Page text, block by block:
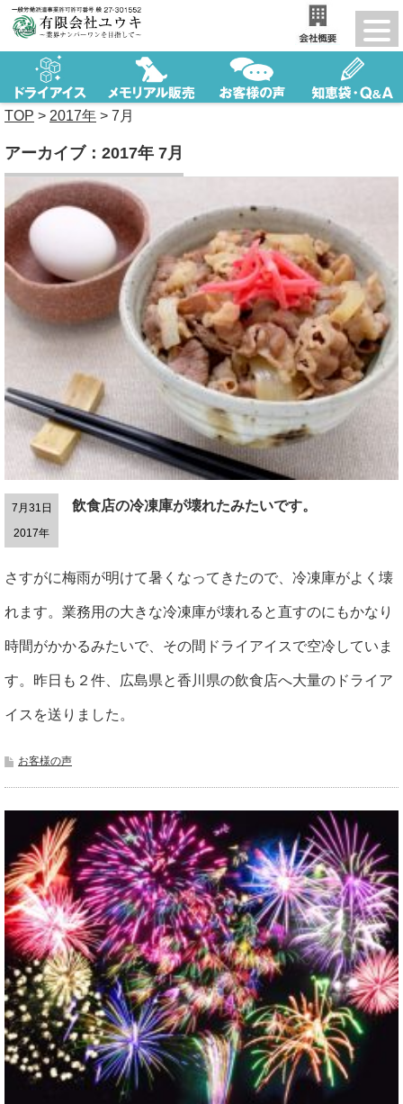
TOP > 2017年 > 7月
アーカイブ：2017年 7月
7月31日
2017年
飲食店の冷凍庫が壊れたみたいです。
さすがに梅雨が明けて暑くなってきたので、冷凍庫がよく壊
れます。業務用の大きな冷凍庫が壊れると直すのにもかなり
時間がかかるみたいで、その間ドライアイスで空冷していま
す。昨日も２件、広島県と香川県の飲食店へ大量のドライア
イスを送りました。
お客様の声